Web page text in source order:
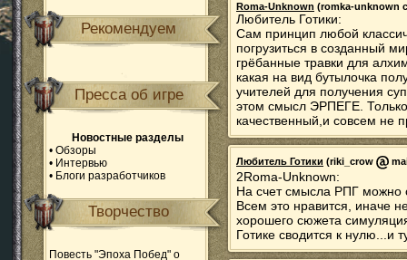
Рекомендуем
Пресса об игре
Новостные разделы
• Обзоры
• Интервью
• Блоги разработчиков
Творчество
Повесть "Эпоха Побед" о
Roma-Unknown (romka-unknown
Любитель Готики:
Сам принцип любой
погрузиться в созданный
грёбанные травки для
какая на вид бутылочка
учителей для получения
этом смысл ЭРПЕГЕ.
качественный,и совсем не
Любитель Готики (riki_crow
2Roma-Unknown:
На счет смысла РПГ можно
Всем это нравится, иначе
хорошего сюжета
Готике сводится к нулю...и